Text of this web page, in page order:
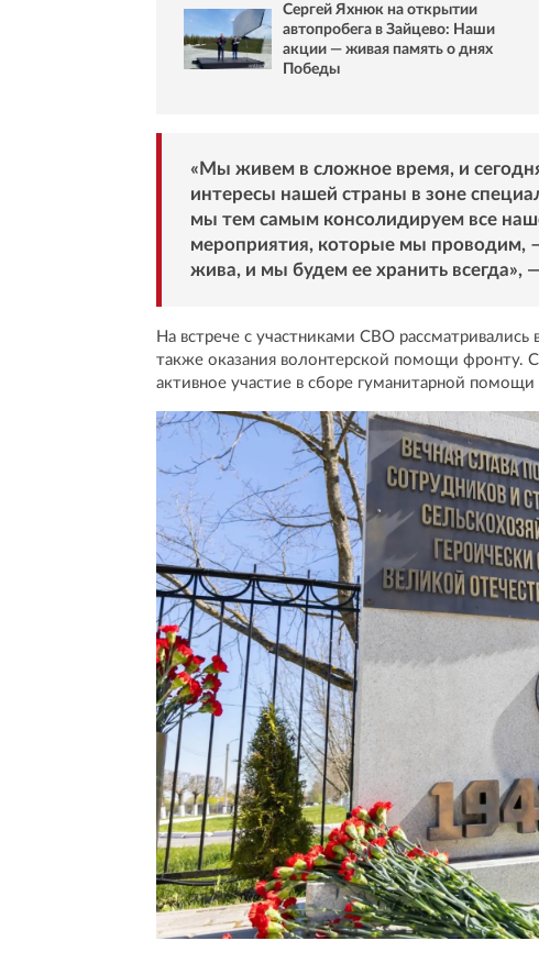
Сергей Яхнюк на открытии
автопробега в Зайцево: Наши
акции — живая память о днях
Победы
«Мы живем в сложное время, и
интересы нашей страны в зоне
мы тем самым консолидируем все
мероприятия, которые мы проводим,
жива, и мы будем ее хранить всегда»,
На встрече с участниками СВО
также оказания волонтерской помощи фронту.
активное участие в сборе гуманитарной